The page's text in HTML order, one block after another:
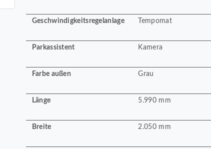
Geschwindigkeitsregelanlage Tempomat
Parkassistent Kamera
Farbe außen Grau
Länge 5.990 mm
Breite 2.050 mm